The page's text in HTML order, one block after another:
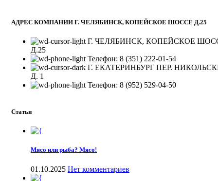
АДРЕС КОМПАНИИ Г. ЧЕЛЯБИНСК, КОПЕЙСКОЕ ШОССЕ Д.25
Г. ЧЕЛЯБИНСК, КОПЕЙСКОЕ
Д.25
Телефон: 8 (351) 222-01-54
Г. ЕКАТЕРИНБУРГ ПЕР.
Д. 1
Телефон: 8 (952) 529-04-50
Статьи
Мясо или рыба? Мясо!
01.10.2025 Нет комментариев